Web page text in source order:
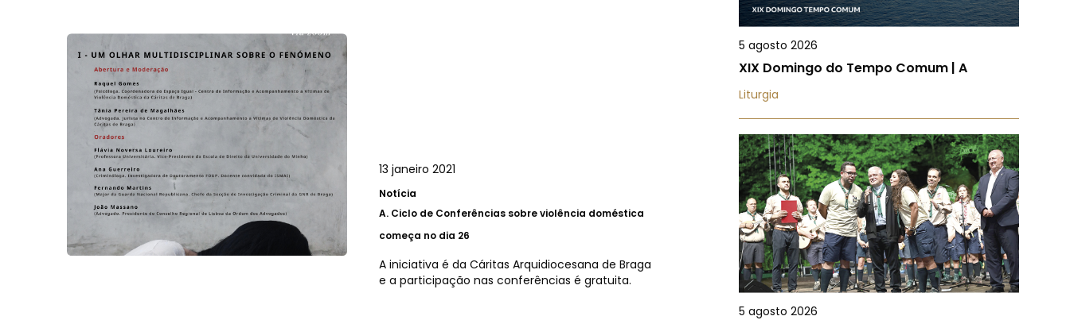
13 janeiro 2021
Notícia
A. Ciclo de Conferências sobre violência doméstica
começa no dia 26
A iniciativa é da Cáritas Arquidiocesana de Braga
e a participação nas conferências é gratuita.
5 agosto 2026
XIX Domingo do Tempo Comum | A
Liturgia
5 agosto 2026